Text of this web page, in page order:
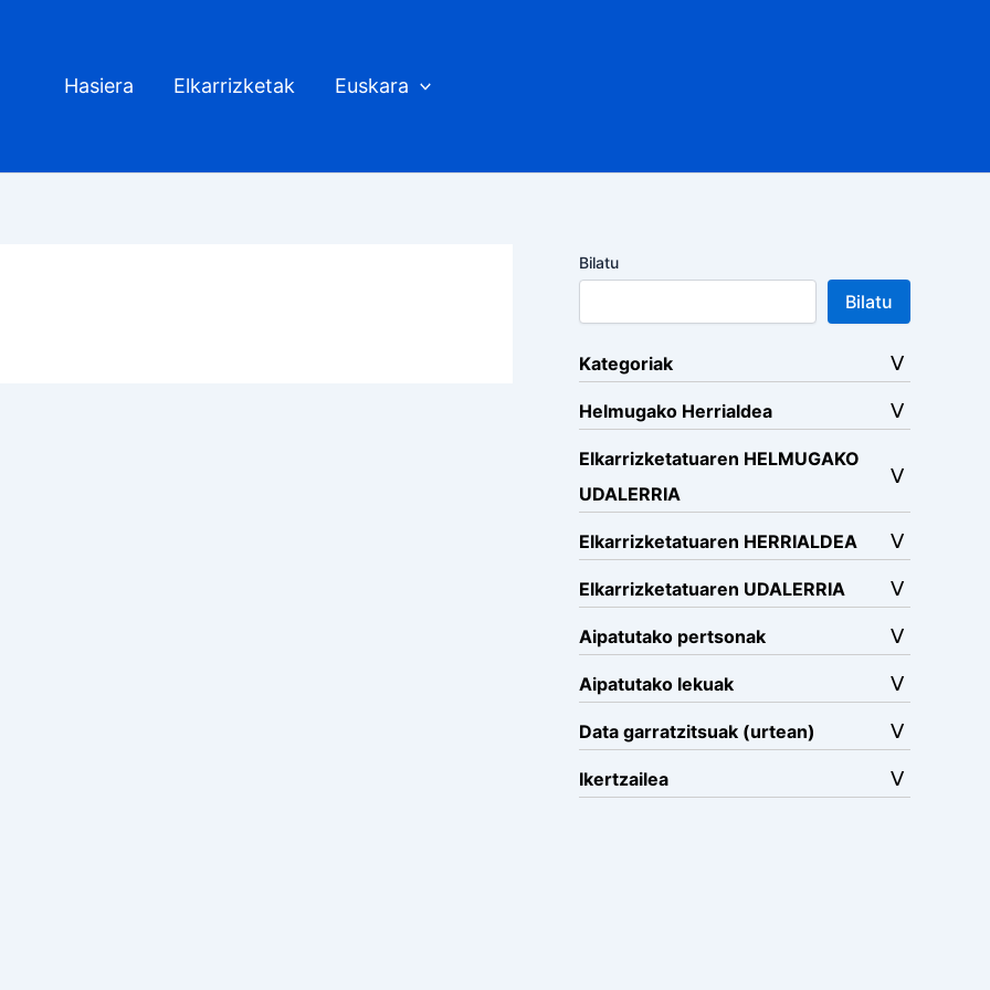
Hasiera Elkarrizketak Euskara
Bilatu
Bilatu
Kategoriak
Helmugako Herrialdea
Elkarrizketatuaren HELMUGAKO
UDALERRIA
Elkarrizketatuaren HERRIALDEA
Elkarrizketatuaren UDALERRIA
Aipatutako pertsonak
Aipatutako lekuak
Data garratzitsuak (urtean)
Ikertzailea